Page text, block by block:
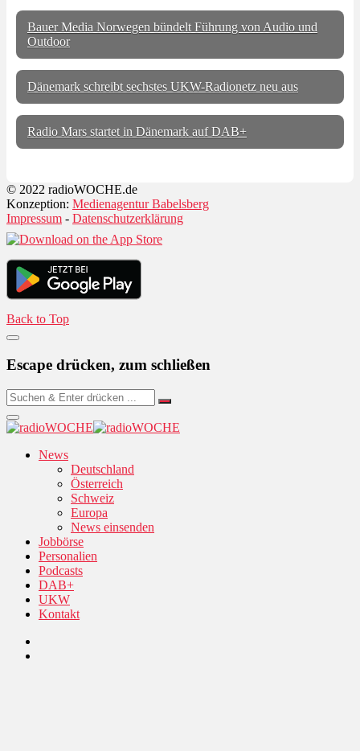
Bauer Media Norwegen bündelt Führung von Audio und
Outdoor
Dänemark schreibt sechstes UKW-Radionetz neu aus
Radio Mars startet in Dänemark auf DAB+
© 2022 radioWOCHE.de
Konzeption: Medienagentur Babelsberg
Impressum - Datenschutzerklärung
Back to Top
Escape drücken, zum schließen
News
Deutschland
Österreich
Schweiz
Europa
News einsenden
Jobbörse
Personalien
Podcasts
DAB+
UKW
Kontakt